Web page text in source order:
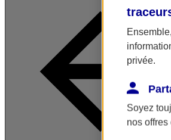
privée.
Soyez
nos offres